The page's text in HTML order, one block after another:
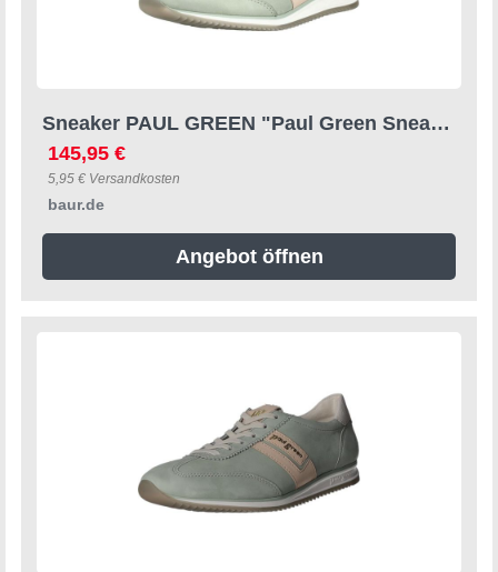
Sneaker PAUL GREEN "Paul Green Sneaker Nubukleder", Damen, Gr. 42, grün, Nubukleder, Schuhe Sneaker
145,95 €
5,95 € Versandkosten
baur.de
Angebot öffnen